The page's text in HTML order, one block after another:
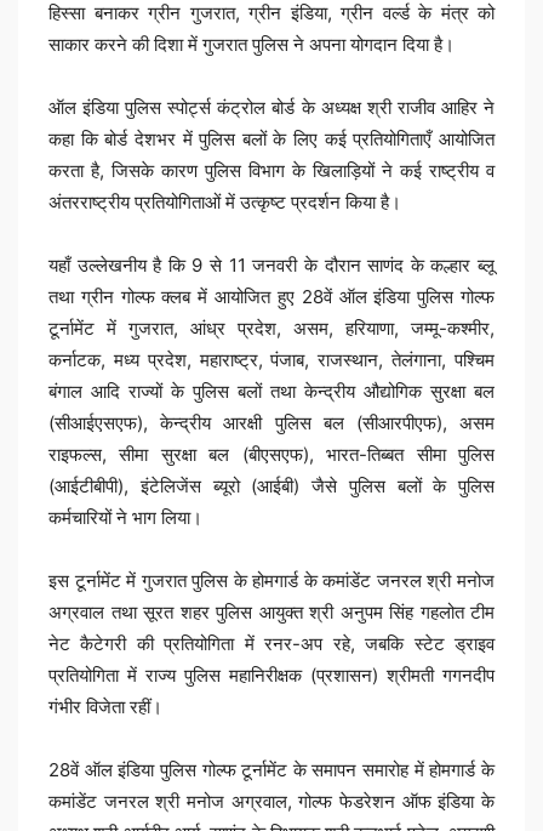
हिस्सा बनाकर ग्रीन गुजरात, ग्रीन इंडिया, ग्रीन वर्ल्ड के मंत्र को
साकार करने की दिशा में गुजरात पुलिस ने अपना योगदान दिया है।
ऑल इंडिया पुलिस स्पोर्ट्स कंट्रोल बोर्ड के अध्यक्ष श्री राजीव आहिर ने
कहा कि बोर्ड देशभर में पुलिस बलों के लिए कई प्रतियोगिताएँ आयोजित
करता है, जिसके कारण पुलिस विभाग के खिलाड़ियों ने कई राष्ट्रीय व
अंतरराष्ट्रीय प्रतियोगिताओं में उत्कृष्ट प्रदर्शन किया है।
यहाँ उल्लेखनीय है कि 9 से 11 जनवरी के दौरान साणंद के कल्हार ब्लू
तथा ग्रीन गोल्फ क्लब में आयोजित हुए 28वें ऑल इंडिया पुलिस गोल्फ
टूर्नामेंट में गुजरात, आंध्र प्रदेश, असम, हरियाणा, जम्मू-कश्मीर,
कर्नाटक, मध्य प्रदेश, महाराष्ट्र, पंजाब, राजस्थान, तेलंगाना, पश्चिम
बंगाल आदि राज्यों के पुलिस बलों तथा केन्द्रीय औद्योगिक सुरक्षा बल
(सीआईएसएफ), केन्द्रीय आरक्षी पुलिस बल (सीआरपीएफ), असम
राइफल्स, सीमा सुरक्षा बल (बीएसएफ), भारत-तिब्बत सीमा पुलिस
(आईटीबीपी), इंटेलिजेंस ब्यूरो (आईबी) जैसे पुलिस बलों के पुलिस
कर्मचारियों ने भाग लिया।
इस टूर्नामेंट में गुजरात पुलिस के होमगार्ड के कमांडेंट जनरल श्री मनोज
अग्रवाल तथा सूरत शहर पुलिस आयुक्त श्री अनुपम सिंह गहलोत टीम
नेट कैटेगरी की प्रतियोगिता में रनर-अप रहे, जबकि स्टेट ड्राइव
प्रतियोगिता में राज्य पुलिस महानिरीक्षक (प्रशासन) श्रीमती गगनदीप
गंभीर विजेता रहीं।
28वें ऑल इंडिया पुलिस गोल्फ टूर्नामेंट के समापन समारोह में होमगार्ड के
कमांडेंट जनरल श्री मनोज अग्रवाल, गोल्फ फेडरेशन ऑफ इंडिया के